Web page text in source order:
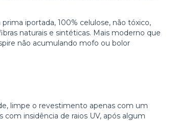
prima iportada, 100% celulose, não tóxico,
naturais e sintéticas. Mais moderno que
não acumulando mofo ou bolor
limpe o revestimento apenas com um
insidência de raios UV, após algum